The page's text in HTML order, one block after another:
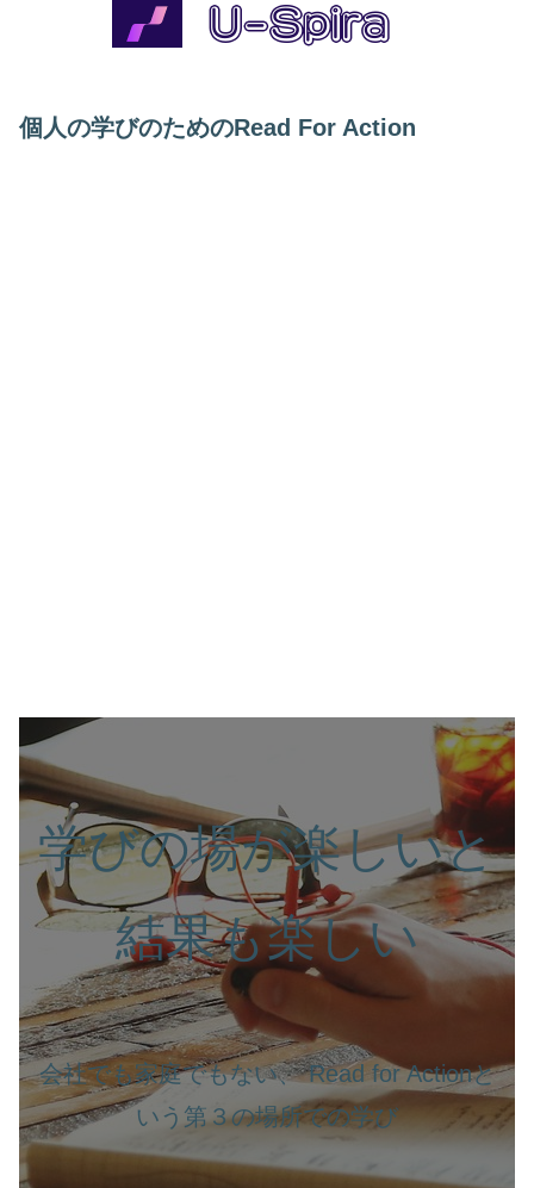
個人の学びのためのRead For Action
学びの場が楽しいと
結果も楽しい
会社でも家庭でもない、 Read for Actionと
いう第３の場所での学び